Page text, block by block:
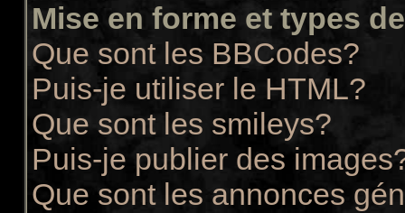
Mise en forme et types
Que sont les BBCodes?
Puis-je utiliser le HTML?
Que sont les smileys?
Puis-je publier des
Que sont les annonces